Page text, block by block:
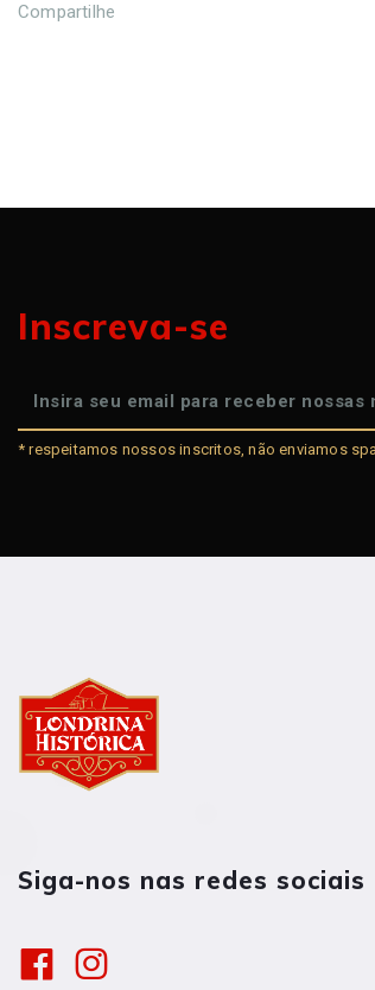
Compartilhe
Inscreva-se
* respeitamos nossos inscritos, não enviamos
Siga-nos nas redes sociais